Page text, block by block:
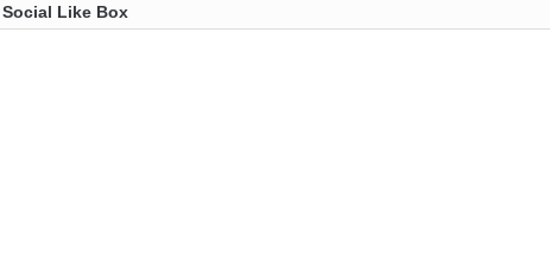
Social Like Box